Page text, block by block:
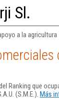
Sl.
a la agricultura
Ranking que
(S.M.E.). Más